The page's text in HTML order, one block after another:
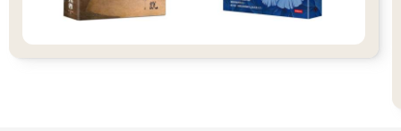
聘不少臺灣青年到中國戰場去協助後勤。
亞海域油田的作戰計畫，並且突擊太平洋的美軍基地珍珠港，戰